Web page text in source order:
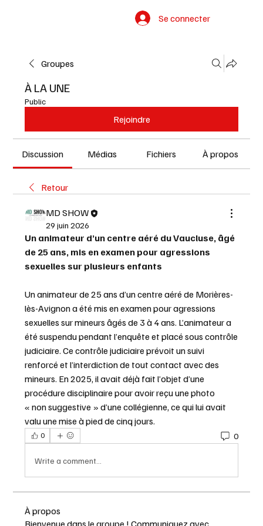
Se connecter
Groupes
À LA UNE
Public
Rejoindre
Discussion Médias Fichiers À propos
Retour
MD SHOW
29 juin 2026
Un animateur d’un centre aéré du Vaucluse, âgé
de 25 ans, mis en examen pour agressions
sexuelles sur plusieurs enfants
Un animateur de 25 ans d’un centre aéré de Morières-
lès-Avignon a été mis en examen pour agressions
sexuelles sur mineurs âgés de 3 à 4 ans. L’animateur a
été suspendu pendant l’enquête et placé sous contrôle
judiciaire. Ce contrôle judiciaire prévoit un suivi
renforcé et l’interdiction de tout contact avec des
mineurs. En 2025, il avait déjà fait l’objet d’une
procédure disciplinaire pour avoir reçu une photo
« non suggestive » d’une collégienne, ce qui lui avait
valu une mise à pied de cinq jours.
0 0
Write a comment...
À propos
Bienvenue dans le groupe ! Communiquez avec